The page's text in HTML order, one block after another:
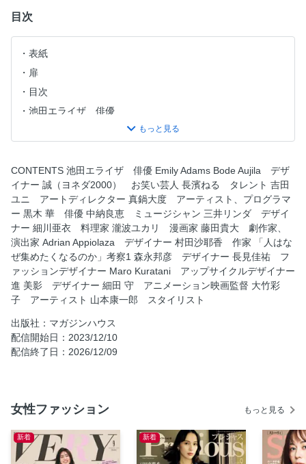
目次
表紙
扉
目次
池田エライザ 俳優
Emily Adams Bode Aujila デザイナー
長濱ねる タレント
吉田ユニ アートディレクター
真鍋大度 アーティスト、プログラマー
黒木 華 俳優
中納良恵 ミュージシャン
三井リンダ デザイナー
細川亜衣 料理家
瀧波ユカリ 漫画家
藤田貴大 劇作家、演出家
Adrian Appiolaza デザイナー
村田沙耶香 作家
長見佳祐 ファッションデザイナー
Maro Kuratani アップサイクルデザイナー
進 美影 デザイナー
CONTENTS 池田エライザ 俳優 Emily Adams Bode Aujila デザ
イナー 誠（ヨネダ2000） お笑い芸人 長濱ねる タレント 吉田
ユニ アートディレクター 真鍋大度 アーティスト、プログラマ
ー 黒木 華 俳優 中納良恵 ミュージシャン 三井リンダ デザイ
ナー 細川亜衣 料理家 瀧波ユカリ 漫画家 藤田貴大 劇作家、
演出家 Adrian Appiolaza デザイナー 村田沙耶香 作家 「人はな
ぜ集めたくなるのか」考察1 森永邦彦 デザイナー 長見佳祐 フ
ァッションデザイナー Maro Kuratani アップサイクルデザイナー
進 美影 デザイナー 細田 守 アニメーション映画監督 大竹彩
子 アーティスト 山本康一郎 スタイリスト
出版社：マガジンハウス
配信開始日：2023/12/10
配信終了日：2026/12/09
女性ファッション もっと見る
新着 新着